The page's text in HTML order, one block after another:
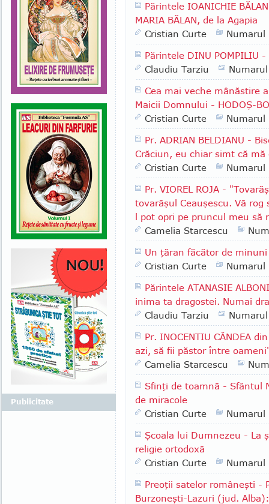
Părintele IOANICHIE
MARIA BĂLAN, de la Agapia
Cristian Curte
Numarul
Părintele DINU POMPILIU
Claudiu Tarziu
Cea mai veche mânăstire
Maicii Domnului - HODOŞ-
Cristian Curte
Numarul
Pr. ADRIAN BELDIANU -
Crăciun, eu chiar simt că mă
Cristian Curte
Numarul
Pr. VIOREL ROJA -
tovarăşul Ceauşescu. Vă
l pot opri pe pruncul meu să
Camelia Starcescu
Un ţăran făcător de
Cristian Curte
Numarul
Părintele ATANASIE
inima ta dragostei. Numai
Claudiu Tarziu
Pr. INOCENTIU CÂNDEA
azi, să fii păstor între
Camelia Starcescu
Sfinţi de toamnă - Sfântul
de miracole
Cristian Curte
Numarul
Şcoala lui Dumnezeu - La
religie ortodoxă
Cristian Curte
Numarul
Preoţii satelor româneşti -
Burzoneşti-Lazuri (jud.
Publicitate